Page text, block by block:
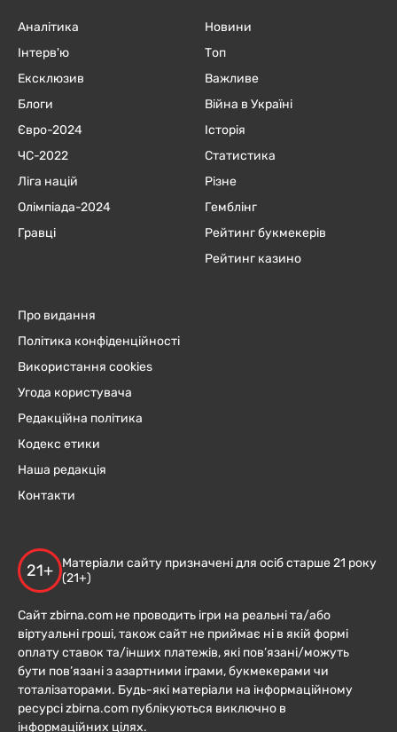
Аналітика
Інтерв'ю
Ексклюзив
Блоги
Євро-2024
ЧC-2022
Ліга націй
Олімпіада-2024
Гравці
Новини
Топ
Важливе
Війна в Україні
Історія
Статистика
Різне
Гемблінг
Рейтинг букмекерів
Рейтинг казино
Про видання
Політика конфіденційності
Використання cookies
Угода користувача
Редакційна політика
Кодекс етики
Наша редакція
Контакти
21+
Матеріали сайту призначені для осіб старше 21 року
(21+)
Сайт zbirna.com не проводить ігри на реальні та/або
віртуальні гроші, також сайт не приймає ні в якій формі
оплату ставок та/інших платежів, які пов’язані/можуть
бути пов’язані з азартними іграми, букмекерами чи
тоталізаторами. Будь-які матеріали на інформаційному
ресурсі zbirna.com публікуються виключно в
інформаційних цілях.